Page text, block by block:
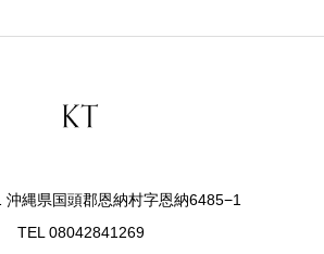
沖縄県国頭郡恩納村字恩納6485−1
TEL 08042841269